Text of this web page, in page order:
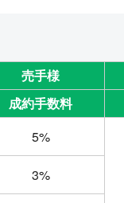
売手様
成約手数料
5%
3%